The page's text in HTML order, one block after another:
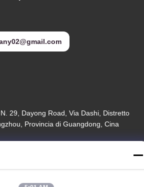
29, Dayong Road, Via Dashi, Distretto
Provincia di Guangdong, Cina